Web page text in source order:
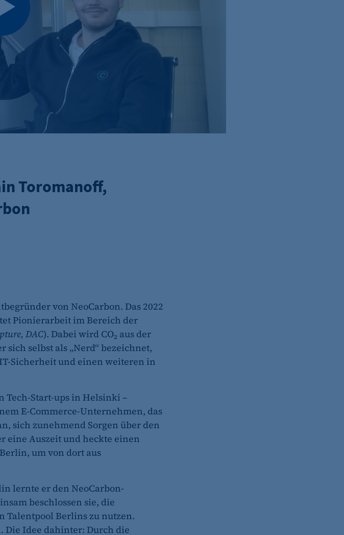
Toromanoff,
von NeoCarbon. Das 2022
Pionierarbeit im Bereich der
DAC). Dabei wird CO₂ aus der
sich selbst als „Nerd“ bezeichnet,
Sicherheit und einen weiteren in
Tech-Start-ups in Helsinki –
E-Commerce-Unternehmen, das
sich zunehmend Sorgen über den
eine Auszeit und heckte einen
um von dort aus
lernte er den NeoCarbon-
beschlossen sie, die
Talentpool Berlins zu nutzen.
Die Idee dahinter: Durch die